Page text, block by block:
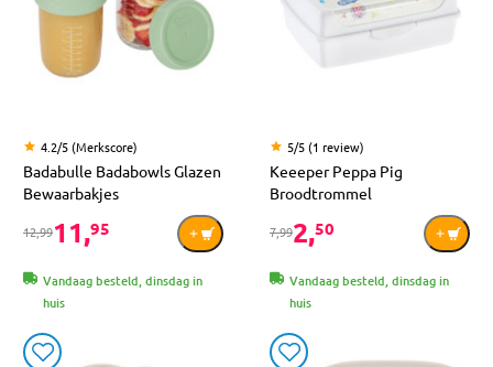
4.2/5 (Merkscore)
Badabulle Badabowls Glazen
Bewaarbakjes
12,9911,95
Vandaag besteld, dinsdag in
huis
5/5 (1 review)
Keeeper Peppa Pig
Broodtrommel
7,992,50
Vandaag besteld, dinsdag in
huis